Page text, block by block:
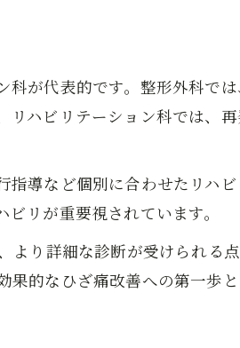
判ポイント解説
整形外科の特徴
ビリ先を探すコツ
ポイントまとめ
痛リハビリ施設
通院先の探し方
が代表的です。整形外科で
ハビリテーション科では、
導など個別に合わせたリハ
リが重要視されています。
り詳細な診断が受けられる
的なひざ痛改善への第一歩と